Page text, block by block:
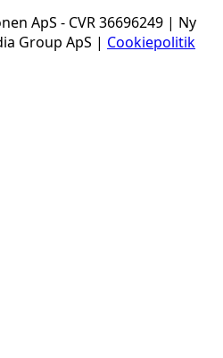
ApS - CVR 36696249 | Ny
Group ApS | Cookiepolitik